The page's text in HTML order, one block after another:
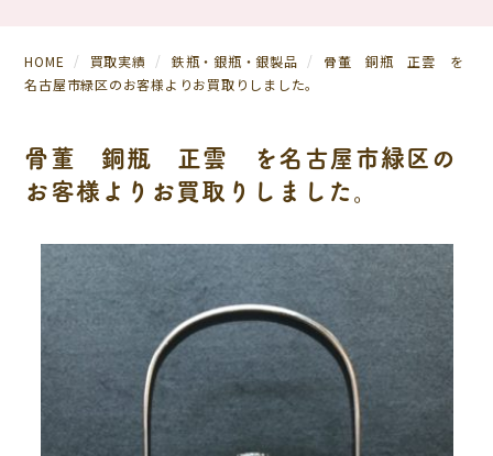
HOME 買取実績 鉄瓶・銀瓶・銀製品
骨董 銅瓶 正雲 を
名古屋市緑区のお客様よりお買取りしました。
骨董 銅瓶 正雲 を名古屋市緑区の
お客様よりお買取りしました。